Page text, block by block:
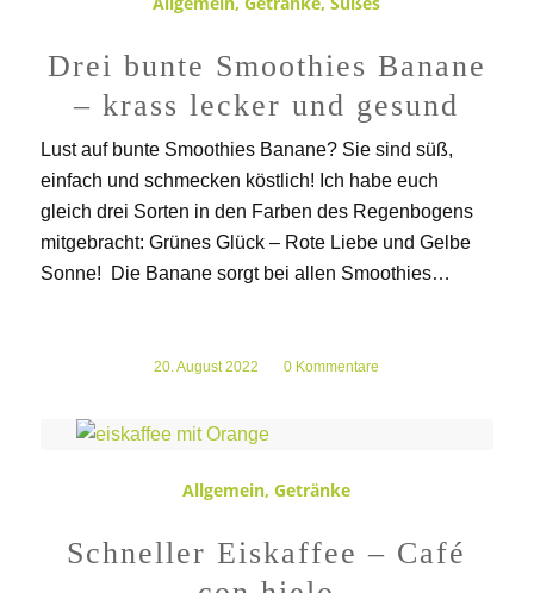
Drei bunte Smoothies Banane
– krass lecker und gesund
Lust auf bunte Smoothies Banane? Sie sind süß,
einfach und schmecken köstlich! Ich habe euch
gleich drei Sorten in den Farben des Regenbogens
mitgebracht: Grünes Glück – Rote Liebe und Gelbe
Sonne! Die Banane sorgt bei allen Smoothies…
20. August 2022
/ 0 Kommentare
Allgemein,Getränke
Schneller Eiskaffee – Café